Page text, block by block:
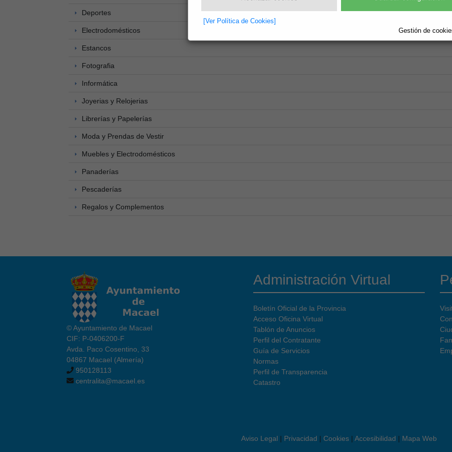
[Ver Política de Cookies]
Gestión de
Deportes
Electrodomésticos
Estancos
Fotografia
Informática
Joyerias y Relojerias
Librerías y Papelerías
Moda y Prendas de Vestir
Muebles y Electrodomésticos
Panaderías
Pescaderías
Regalos y Complementos
© Ayuntamiento de Macael
CIF: P-0406200-F
Avda. Paco Cosentino, 33
04867 Macael (Almería)
950128113
centralita@macael.es
Administración Virtual
Boletín Oficial de la Provincia
Acceso Oficina Virtual
Tablón de Anuncios
Perfil del Contratante
Guía de Servicios
Normas
Perfil de Transparencia
Catastro
Aviso Legal | Privacidad | Cookies | Accesibilidad | Mapa Web